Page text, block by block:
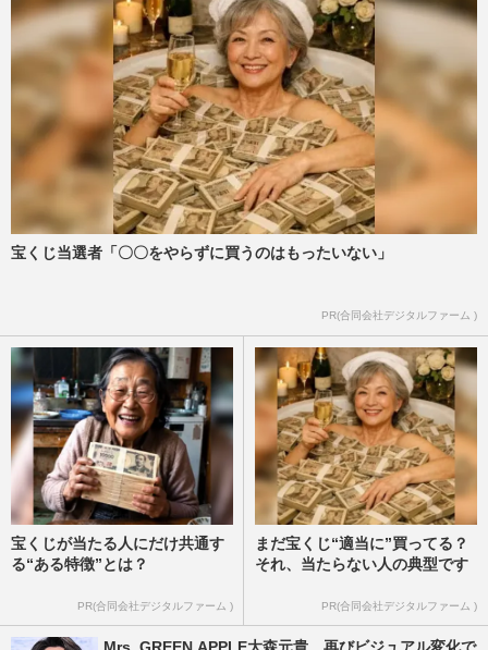
宝くじ当選者「〇〇をやらずに買うのはもったいない」
PR(合同会社デジタルファーム )
宝くじが当たる人にだけ共通す
る“ある特徴”とは？
PR(合同会社デジタルファーム )
まだ宝くじ“適当に”買ってる？
それ、当たらない人の典型です
PR(合同会社デジタルファーム )
Mrs. GREEN APPLE大森元貴、再びビジュアル変化で